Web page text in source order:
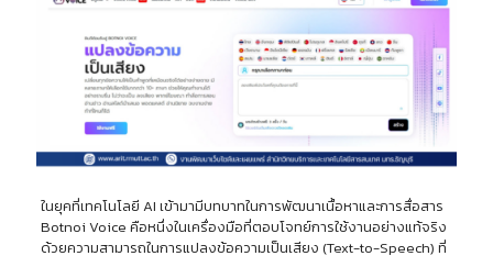
ในยุคที่เทคโนโลยี AI เข้ามามีบทบาทในการพัฒนาเนื้อหาและการสื่อสาร
Botnoi Voice คือหนึ่งในเครื่องมือที่ตอบโจทย์การใช้งานอย่างแท้จริง
ด้วยความสามารถในการแปลงข้อความเป็นเสียง (Text-to-Speech) ที่